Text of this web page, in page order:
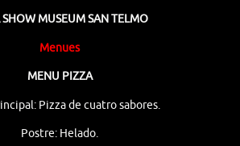
SHOW MUSEUM SAN TELMO
Menues
MENU PIZZA
Pizza de cuatro sabores.
Postre: Helado.